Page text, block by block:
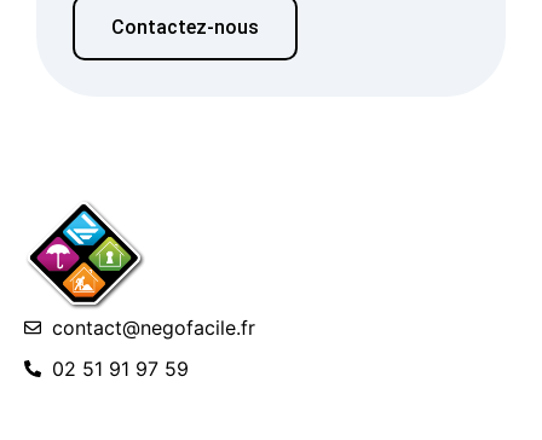
Contactez-nous
contact@negofacile.fr
02 51 91 97 59